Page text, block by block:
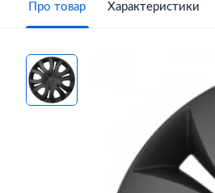
Про товар Характеристики